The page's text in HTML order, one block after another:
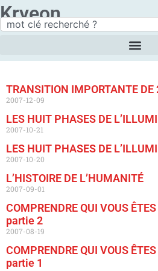
Kryeon
TRANSITION IMPORTANTE
2007-12-09
LES HUIT PHASES DE
2007-10-21
LES HUIT PHASES DE
2007-10-20
L’HISTOIRE DE L’HUMANITÉ
2007-09-01
COMPRENDRE QUI VOUS
partie 2
2007-08-19
COMPRENDRE QUI VOUS
partie 1